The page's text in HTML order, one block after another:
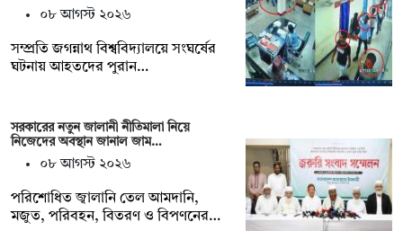
০৮ আগস্ট ২০২৬
সম্প্রতি জগন্নাথ বিশ্ববিদ্যালয়ে সংঘর্ষের
ঘটনায় আহতদের পুরান…
সরকারের নতুন জালানী নীতিমালা নিয়ে
নিজেদের অবস্থান জানাল জাম…
০৮ আগস্ট ২০২৬
পরিশোধিত জ্বালানি তেল আমদানি,
মজুত, পরিবহন, বিতরণ ও বিপণনের…